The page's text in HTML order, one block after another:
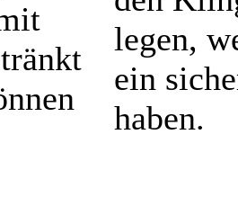
legen,
ein
haben.